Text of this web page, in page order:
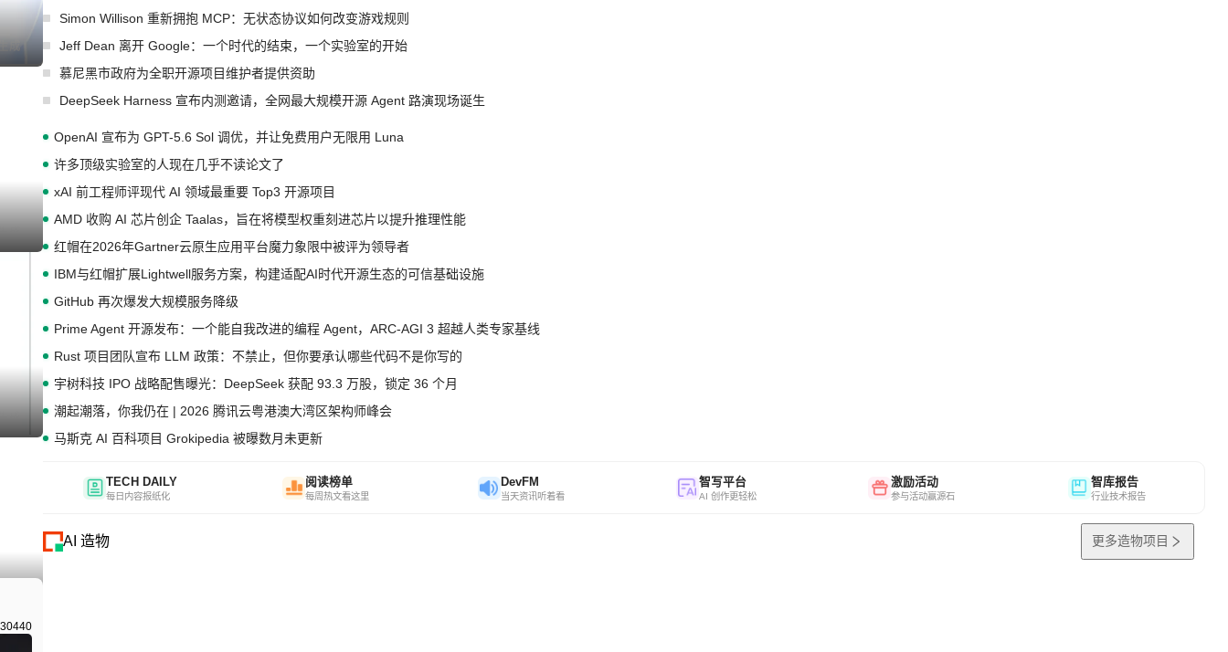
Simon Willison 重新拥抱 MCP：无状态协议如何改变游戏规则
Jeff Dean 离开 Google：一个时代的结束，一个实验室的开始
慕尼黑市政府为全职开源项目维护者提供资助
DeepSeek Harness 宣布内测邀请，全网最大规模开源 Agent 路演现场诞生
OpenAI 宣布为 GPT-5.6 Sol 调优，并让免费用户无限用 Luna
许多顶级实验室的人现在几乎不读论文了
xAI 前工程师评现代 AI 领域最重要 Top3 开源项目
AMD 收购 AI 芯片创企 Taalas，旨在将模型权重刻进芯片以提升推理性能
红帽在2026年Gartner云原生应用平台魔力象限中被评为领导者
IBM与红帽扩展Lightwell服务方案，构建适配AI时代开源生态的可信基础设施
GitHub 再次爆发大规模服务降级
Prime Agent 开源发布：一个能自我改进的编程 Agent，ARC-AGI 3 超越人类专家基线
Rust 项目团队宣布 LLM 政策：不禁止，但你要承认哪些代码不是你写的
宇树科技 IPO 战略配售曝光：DeepSeek 获配 93.3 万股，锁定 36 个月
潮起潮落，你我仍在 | 2026 腾讯云粤港澳大湾区架构师峰会
马斯克 AI 百科项目 Grokipedia 被曝数月未更新
TECH DAILY
每日内容报纸化
阅读榜单
每周热文看这里
DevFM
当天资讯听着看
智写平台
AI 创作更轻松
激励活动
参与活动赢源石
智库报告
行业技术报告
AI 造物 更多造物项目
30440